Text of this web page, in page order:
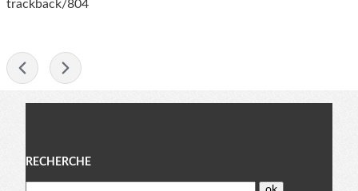
trackback/804
Menu
RECHERCHE